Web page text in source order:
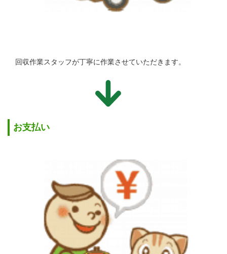
回収作業スタッフが丁寧に作業させていただきます。
お支払い